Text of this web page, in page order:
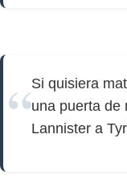
Si quisiera
una puerta de
Lannister a